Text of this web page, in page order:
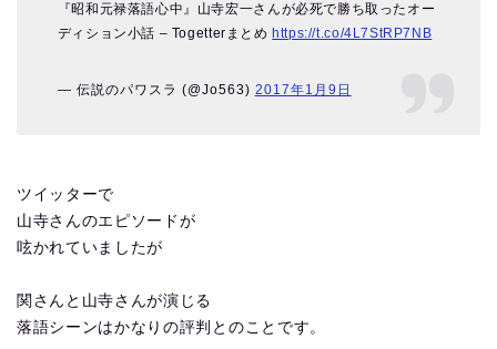
『昭和元禄落語心中』山寺宏一さんが必死で勝ち取ったオー
ディション小話 – Togetterまとめ https://t.co/4L7StRP7NB
— 伝説のパワスラ (@Jo563) 2017年1月9日
ツイッターで
山寺さんのエピソードが
呟かれていましたが
関さんと山寺さんが演じる
落語シーンはかなりの評判とのことです。